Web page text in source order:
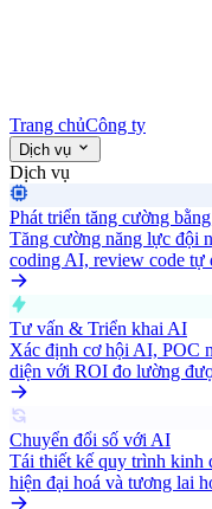
Trang chủCông ty
Dịch vụ
Dịch vụ
Phát triển tăng cường
Tăng cường năng lực
coding AI, review code tự
Tư vấn & Triển khai AI
Xác định cơ hội AI, POC
diện với ROI đo lường
Chuyển đổi số với AI
Tái thiết kế quy trình kinh
hiện đại hoá và tương lai